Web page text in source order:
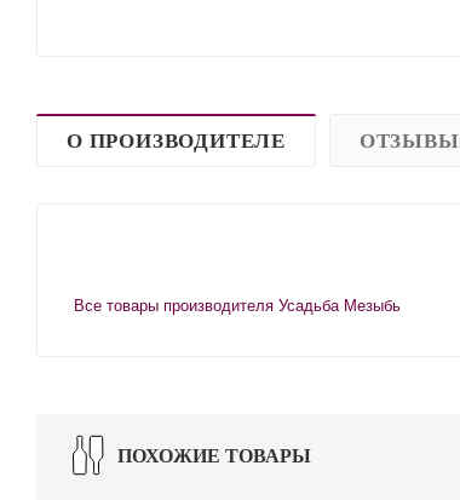
О ПРОИЗВОДИТЕЛЕ ОТЗЫВЫ
Все товары производителя Усадьба Мезыбь
ПОХОЖИЕ ТОВАРЫ